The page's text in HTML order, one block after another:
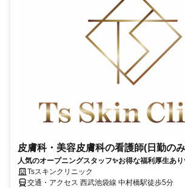
皮膚科・美容皮膚科の看護師(日勤の
人気のオープニングスタッフ✨お得な福利厚生あり
Tsスキンクリニック
交通・アクセス 西武池袋線 中村橋駅徒歩5分